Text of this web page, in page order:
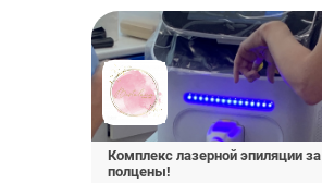
Комплекс лазерной эпиляции за
полцены!